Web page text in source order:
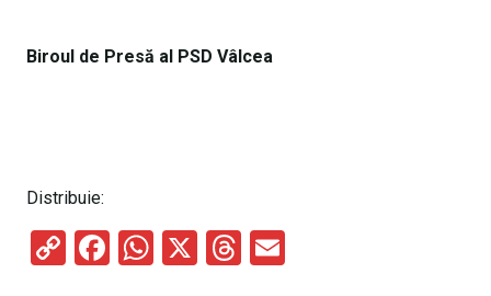
Biroul de Presă al PSD Vâlcea
Distribuie:
C
F
W X
T